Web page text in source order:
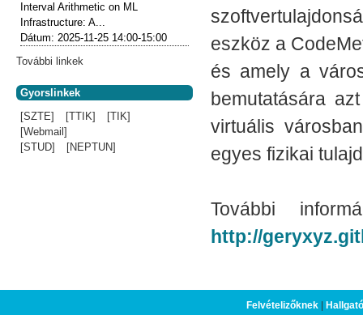
eszköz a
és amely a
bemutatására
virtuális
egyes fizikai
További
http://
Interval Arithmetic on ML
Infrastructure: A...
Dátum:2025-11-25 14:00-15:00
További linkek
Gyorslinkek
[SZTE]
[TTIK]
[TIK]
[Webmail]
[STUD]
[NEPTUN]
Felvételizőknek|